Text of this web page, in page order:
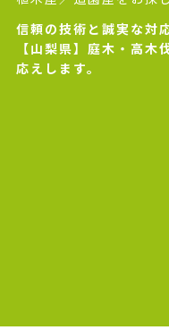
信頼の技術と誠実な対
【山梨県】庭木・高
応えします。